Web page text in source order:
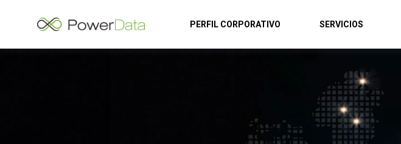
PERFIL CORPORATIVO SERVICIOS